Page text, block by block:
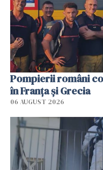
Pompierii români
în Franţa şi Grecia
06 AUGUST 2026